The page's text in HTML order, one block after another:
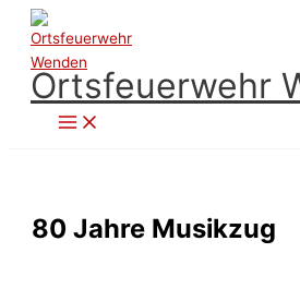
Zum
Inhalt
springen
Ortsfeuerwehr
80 Jahre Musikzug